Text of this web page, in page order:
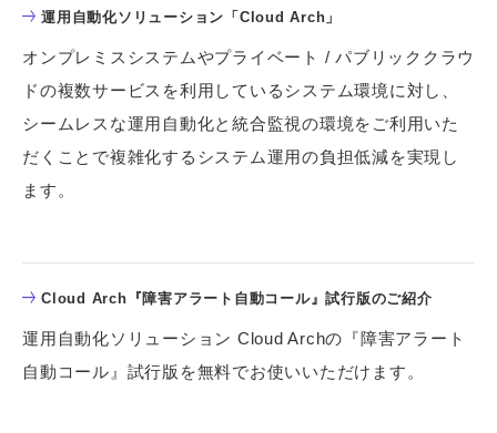
運用自動化ソリューション「Cloud Arch」
オンプレミスシステムやプライベート / パブリッククラウ
ドの複数サービスを利用しているシステム環境に対し、
シームレスな運用自動化と統合監視の環境をご利用いた
だくことで複雑化するシステム運用の負担低減を実現し
ます。
Cloud Arch『障害アラート自動コール』試行版のご紹介
運用自動化ソリューション Cloud Archの『障害アラート
自動コール』試行版を無料でお使いいただけます。